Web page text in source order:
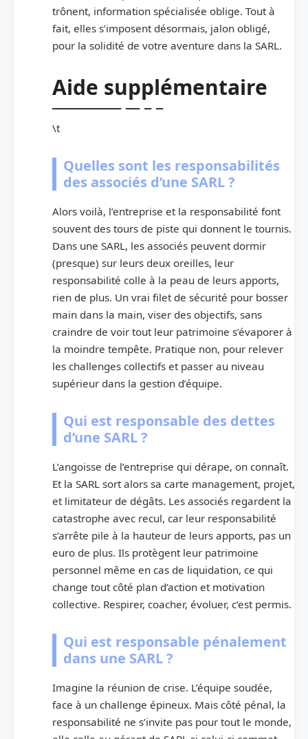
trônent, information spécialisée oblige. Tout à
fait, elles s’imposent désormais, jalon obligé,
pour la solidité de votre aventure dans la SARL.
Aide supplémentaire
\t
Quelles sont les responsabilités
des associés d’une SARL ?
Alors voilà, l’entreprise et la responsabilité font
souvent des tours de piste qui donnent le tournis.
Dans une SARL, les associés peuvent dormir
(presque) sur leurs deux oreilles, leur
responsabilité colle à la peau de leurs apports,
rien de plus. Un vrai filet de sécurité pour bosser
main dans la main, viser des objectifs, sans
craindre de voir tout leur patrimoine s’évaporer à
la moindre tempête. Pratique non, pour relever
les challenges collectifs et passer au niveau
supérieur dans la gestion d’équipe.
Qui est responsable des dettes
d’une SARL ?
L’angoisse de l’entreprise qui dérape, on connaît.
Et la SARL sort alors sa carte management, projet,
et limitateur de dégâts. Les associés regardent la
catastrophe avec recul, car leur responsabilité
s’arrête pile à la hauteur de leurs apports, pas un
euro de plus. Ils protègent leur patrimoine
personnel même en cas de liquidation, ce qui
change tout côté plan d’action et motivation
collective. Respirer, coacher, évoluer, c’est permis.
Qui est responsable pénalement
dans une SARL ?
Imagine la réunion de crise. L’équipe soudée,
face à un challenge épineux. Mais côté pénal, la
responsabilité ne s’invite pas pour tout le monde,